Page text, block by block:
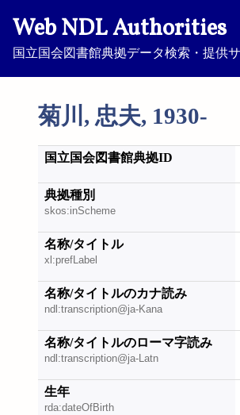
Web NDL Authorities
国立国会図書館典拠データ検索・提供
菊川, 忠夫, 1930-
国立国会図書館典拠ID
典拠種別
skos:inScheme
名称/タイトル
xl:prefLabel
名称/タイトルのカナ読み
ndl:transcription@ja-Kana
名称/タイトルのローマ字読み
ndl:transcription@ja-Latn
生年
rda:dateOfBirth